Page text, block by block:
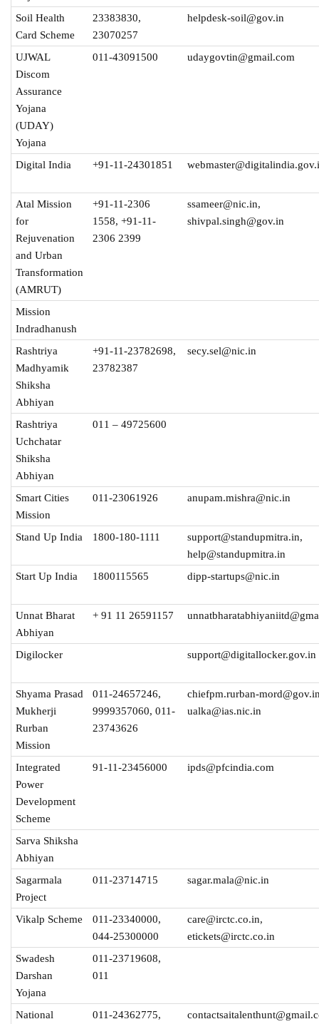
Soil Health
Card Scheme
23383830,
23070257
helpdesk-soil@gov.in
UJWAL
Discom
Assurance
Yojana
(UDAY)
Yojana
011-43091500 udaygovtin@gmail.com
Digital India +91-11-24301851
Atal Mission
for
Rejuvenation
and Urban
Transformation
(AMRUT)
+91-11-2306
1558, +91-11-
2306 2399
ssameer@nic.in,
shivpal.singh@gov.in
Mission
Indradhanush
Rashtriya
Madhyamik
Shiksha
Abhiyan
+91-11-23782698,
23782387
secy.sel@nic.in
Rashtriya
Uchchatar
Shiksha
Abhiyan
011 – 49725600
Smart Cities
Mission
011-23061926 anupam.mishra@nic.in
Stand Up India 1800-180-1111
support@standupmitra.in,
help@standupmitra.in
Start Up India
1800115565 dipp-startups@nic.in
Unnat Bharat
Abhiyan
+ 91 11 26591157
Digilocker support@digitallocker.gov.in
Shyama Prasad
Mukherji
Rurban
Mission
011-24657246,
9999357060, 011-
23743626
chiefpm.rurban-
ualka@ias.nic.in
Integrated
Power
Development
Scheme
91-11-23456000 ipds@pfcindia.com
Sarva Shiksha
Abhiyan
Sagarmala
Project
011-23714715 sagar.mala@nic.in
Vikalp Scheme
011-23340000,
044-25300000
care@irctc.co.in,
etickets@irctc.co.in
Swadesh
Darshan
Yojana
011-23719608,
011
National
011-24362775,